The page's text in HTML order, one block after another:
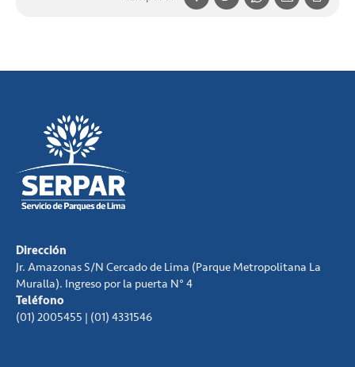
Dirección
Jr. Amazonas S/N Cercado de Lima (Parque Metropolitana La
Muralla). Ingreso por la puerta N° 4
Teléfono
(01) 2005455 | (01) 4331546